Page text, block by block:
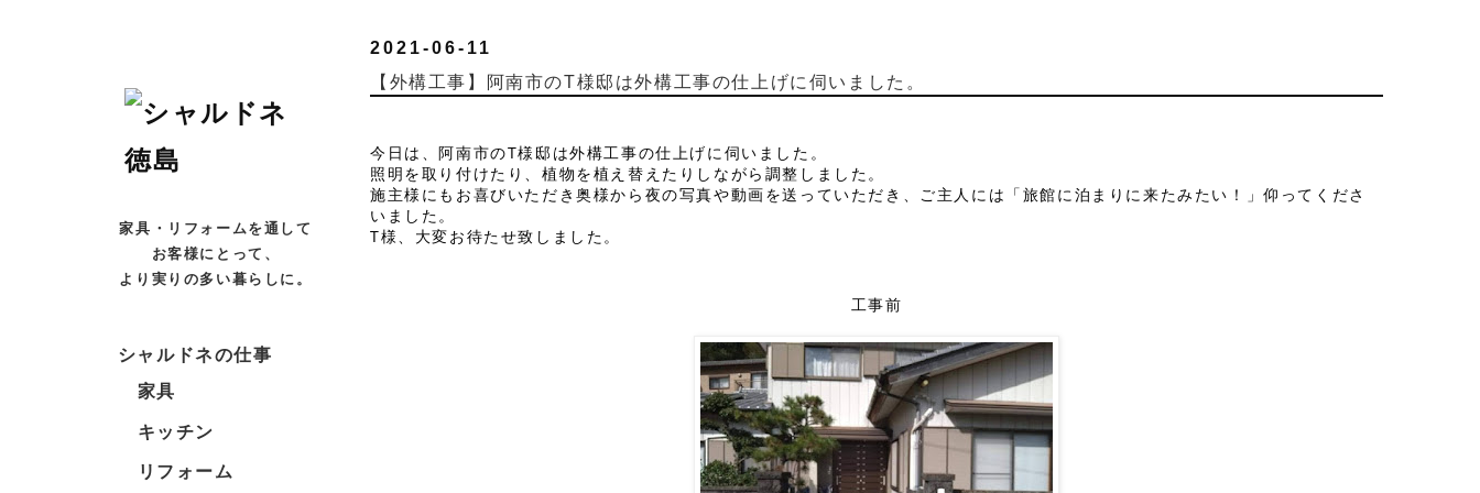
家具・リフォームを通して
お客様にとって、
より実りの多い暮らしに。
シャルドネの仕事
家具
キッチン
リフォーム
2021-06-11
【外構工事】阿南市のT様邸は外構工事の仕上げに伺いました。
今日は、阿南市のT様邸は外構工事の仕上げに伺いました。
照明を取り付けたり、植物を植え替えたりしながら調整しました。
施主様にもお喜びいただき奥様から夜の写真や動画を送っていただき、ご主人には「旅館に泊まりに来たみたい！」仰ってくださ
いました。
T様、大変お待たせ致しました。
工事前